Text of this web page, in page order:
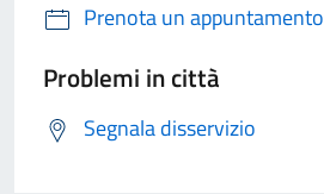
Prenota un appuntamento
Problemi in città
Segnala disservizio